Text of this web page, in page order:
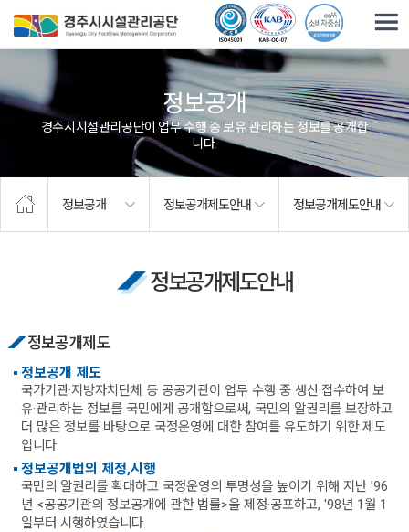
정보공개
경주시시설관리공단이 업무 수행 중 보유·관리하는 정보를 공개합
니다.
정보공개 정보공개제도안내 정보공개제도안내
정보공개제도안내
정보공개제도
정보공개 제도
국가기관·지방자치단체 등 공공기관이 업무 수행 중 생산·접수하여 보
유·관리하는 정보를 국민에게 공개함으로써, 국민의 알권리를 보장하고
더 많은 정보를 바탕으로 국정운영에 대한 참여를 유도하기 위한 제도
입니다.
정보공개법의 제정,시행
국민의 알권리를 확대하고 국정운영의 투명성을 높이기 위해 지난 '96
년 <공공기관의 정보공개에 관한 법률>을 제정·공포하고, '98년 1월 1
일부터 시행하였습니다.